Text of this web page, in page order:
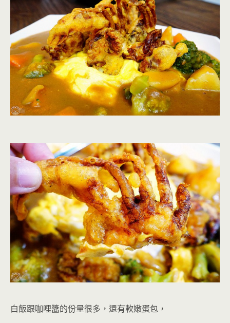
白飯跟咖哩醬的份量很多，還有軟嫩蛋包，